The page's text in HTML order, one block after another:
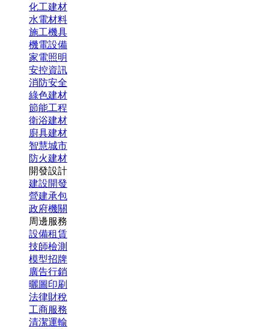
化工建材
水電材料
施工機具
機電設備
家電照明
安控資訊
消防安全
綠色建材
節能工程
衛浴建材
廚具建材
智慧城市
防火建材
開發設計
建設開發
營建承包
政府機關
周邊服務
設備租賃
技師檢測
模型招牌
廣告行銷
曬圖印刷
法律財稅
工商服務
清潔運輸